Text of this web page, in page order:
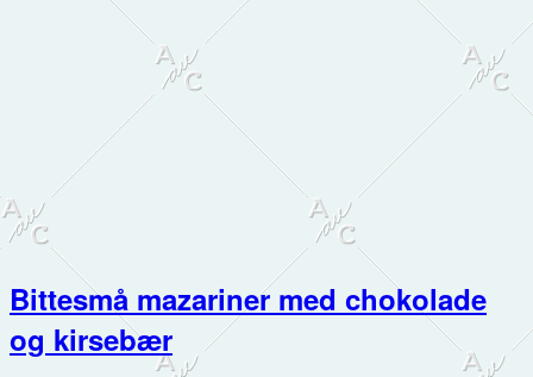
Bittesmå mazariner med chokolade
og kirsebær